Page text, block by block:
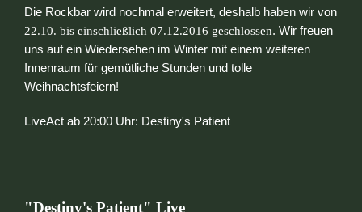
Die Rockbar wird nochmal erweitert, deshalb haben wir von
22.10. bis einschließlich 07.12.2016 geschlossen. Wir freuen
uns auf ein Wiedersehen im Winter mit einem weiteren
Innenraum für gemütliche Stunden und tolle
Weihnachtsfeiern!
LiveAct ab 20:00 Uhr: Destiny's Patient
"Destiny's Patient" Live